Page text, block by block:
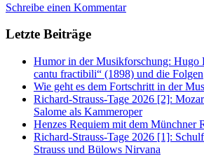
Schreibe einen Kommentar
Letzte Beiträge
Humor in der Musikforschung: Hugo
cantu fractibili“ (1898) und die Folgen
Wie geht es dem Fortschritt in der
Richard-Strauss-Tage 2026 [2]:
Salome als Kammeroper
Henzes Requiem mit dem Münchner
Richard-Strauss-Tage 2026 [1]:
Strauss und Bülows Nirvana